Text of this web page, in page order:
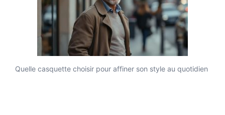
Quelle casquette choisir pour affiner son style au quotidien